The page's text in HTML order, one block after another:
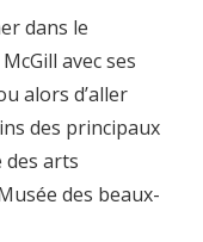
dans le
avec ses
alors d’aller
des principaux
des arts
des beaux-